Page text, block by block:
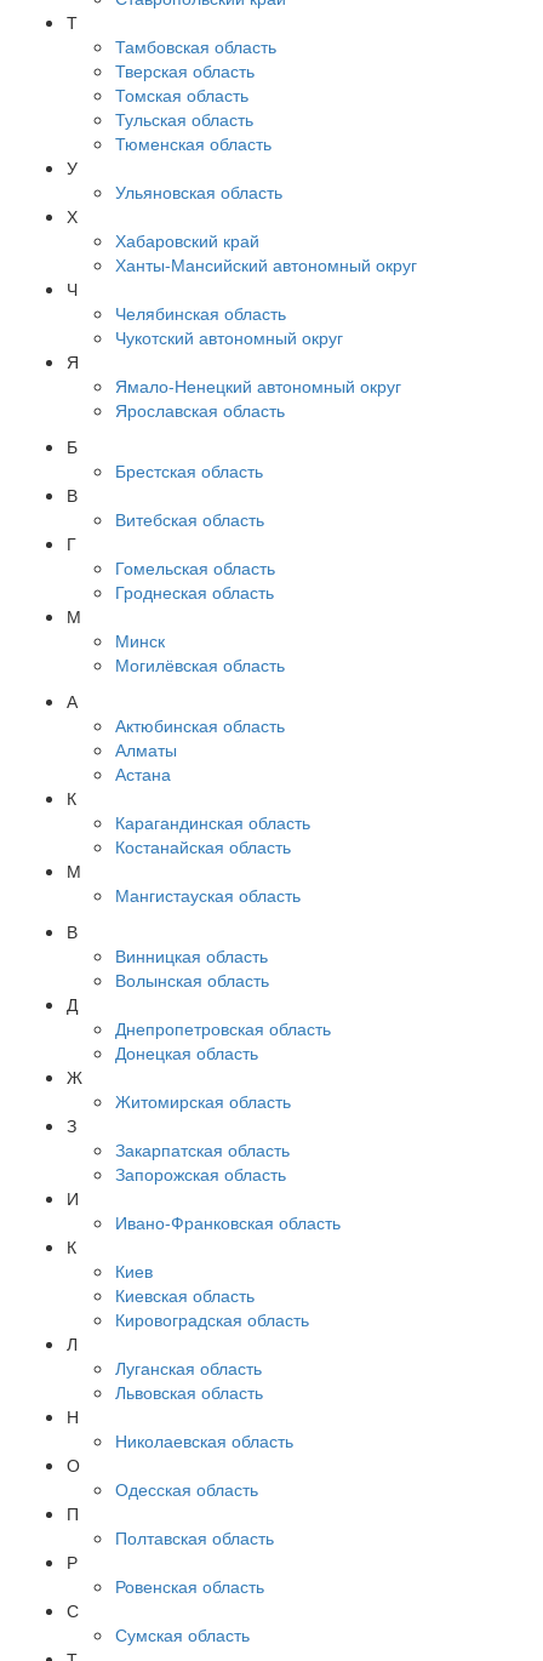
Т
Тамбовская область
Тверская область
Томская область
Тульская область
Тюменская область
У
Ульяновская область
Х
Хабаровский край
Ханты-Мансийский автономный округ
Ч
Челябинская область
Чукотский автономный округ
Я
Ямало-Ненецкий автономный округ
Ярославская область
Б
Брестская область
В
Витебская область
Г
Гомельская область
Гроднеская область
М
Минск
Могилёвская область
А
Актюбинская область
Алматы
Астана
К
Карагандинская область
Костанайская область
М
Мангистауская область
В
Винницкая область
Волынская область
Д
Днепропетровская область
Донецкая область
Ж
Житомирская область
З
Закарпатская область
Запорожская область
И
Ивано-Франковская область
К
Киев
Киевская область
Кировоградская область
Л
Луганская область
Львовская область
Н
Николаевская область
О
Одесская область
П
Полтавская область
Р
Ровенская область
С
Сумская область